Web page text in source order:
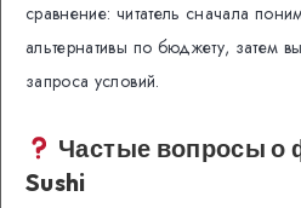
сравнение: читатель сначала
альтернативы по бюджету, затем
запроса условий.
Частые вопросы о
Sushi